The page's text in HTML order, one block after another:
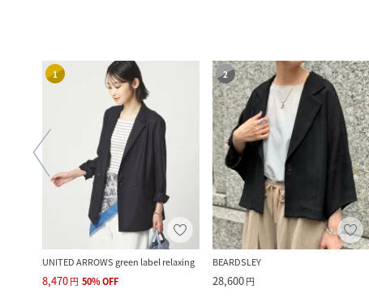
1
UNITED ARROWS green label relaxing
8,470円 50%OFF
2
BEARDSLEY
28,600円